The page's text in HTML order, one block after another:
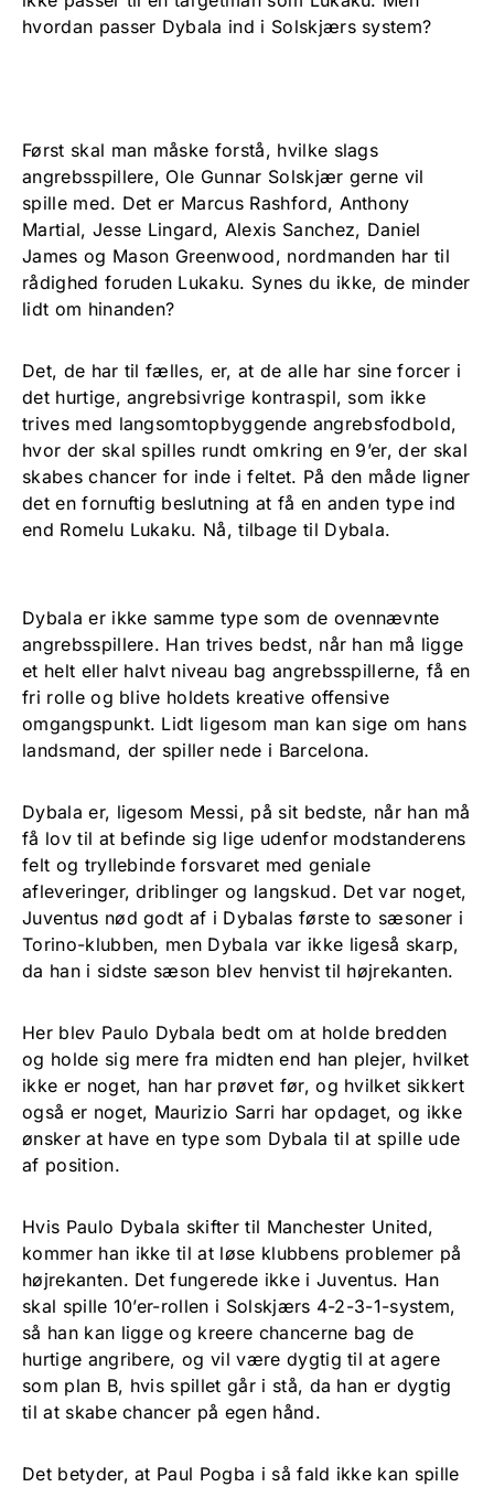
hvordan passer Dybala ind i Solskjærs system?
Først skal man måske forstå, hvilke slags
angrebsspillere, Ole Gunnar Solskjær gerne vil
spille med. Det er Marcus Rashford, Anthony
Martial, Jesse Lingard, Alexis Sanchez, Daniel
James og Mason Greenwood, nordmanden har til
rådighed foruden Lukaku. Synes du ikke, de minder
lidt om hinanden?
Det, de har til fælles, er, at de alle har sine forcer i
det hurtige, angrebsivrige kontraspil, som ikke
trives med langsomtopbyggende angrebsfodbold,
hvor der skal spilles rundt omkring en 9’er, der skal
skabes chancer for inde i feltet. På den måde ligner
det en fornuftig beslutning at få en anden type ind
end Romelu Lukaku. Nå, tilbage til Dybala.
Dybala er ikke samme type som de ovennævnte
angrebsspillere. Han trives bedst, når han må ligge
et helt eller halvt niveau bag angrebsspillerne, få en
fri rolle og blive holdets kreative offensive
omgangspunkt. Lidt ligesom man kan sige om hans
landsmand, der spiller nede i Barcelona.
Dybala er, ligesom Messi, på sit bedste, når han må
få lov til at befinde sig lige udenfor modstanderens
felt og tryllebinde forsvaret med geniale
afleveringer, driblinger og langskud. Det var noget,
Juventus nød godt af i Dybalas første to sæsoner i
Torino-klubben, men Dybala var ikke ligeså skarp,
da han i sidste sæson blev henvist til højrekanten.
Her blev Paulo Dybala bedt om at holde bredden
og holde sig mere fra midten end han plejer, hvilket
ikke er noget, han har prøvet før, og hvilket sikkert
også er noget, Maurizio Sarri har opdaget, og ikke
ønsker at have en type som Dybala til at spille ude
af position.
Hvis Paulo Dybala skifter til Manchester United,
kommer han ikke til at løse klubbens problemer på
højrekanten. Det fungerede ikke i Juventus. Han
skal spille 10’er-rollen i Solskjærs 4-2-3-1-system,
så han kan ligge og kreere chancerne bag de
hurtige angribere, og vil være dygtig til at agere
som plan B, hvis spillet går i stå, da han er dygtig
til at skabe chancer på egen hånd.
Det betyder, at Paul Pogba i så fald ikke kan spille